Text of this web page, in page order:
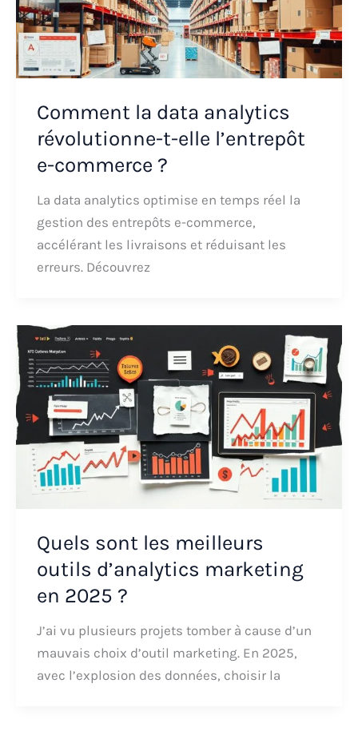
Comment la data analytics
révolutionne-t-elle l’entrepôt
e-commerce ?
La data analytics optimise en temps réel la
gestion des entrepôts e-commerce,
accélérant les livraisons et réduisant les
erreurs. Découvrez
Quels sont les meilleurs
outils d’analytics marketing
en 2025 ?
J’ai vu plusieurs projets tomber à cause d’un
mauvais choix d’outil marketing. En 2025,
avec l’explosion des données, choisir la